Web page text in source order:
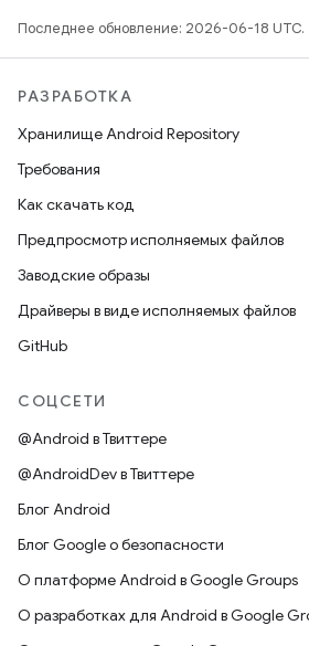
Последнее обновление: 2026-06-18 UTC.
РАЗРАБОТКА
Хранилище Android Repository
Требования
Как скачать код
Предпросмотр исполняемых файлов
Заводские образы
Драйверы в виде исполняемых файлов
GitHub
СОЦСЕТИ
@Android в Твиттере
@AndroidDev в Твиттере
Блог Android
Блог Google о безопасности
О платформе Android в Google Groups
О разработках для Android в Google